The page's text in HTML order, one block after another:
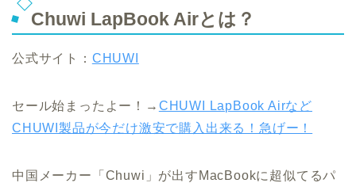
Chuwi LapBook Airとは？
公式サイト： CHUWI
セール始まったよー！→ CHUWI LapBook Airなど
CHUWI製品が今だけ激安で購入出来る！急げー！
中国メーカー「Chuwi」が出すMacBookに超似てるパ